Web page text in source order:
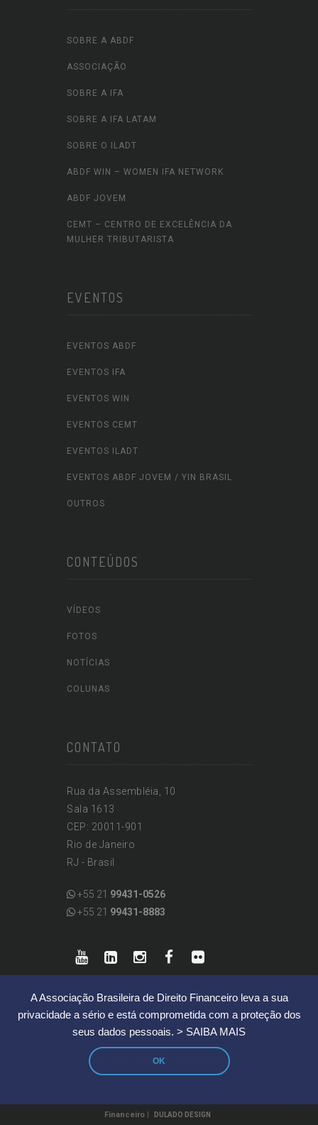
A Associação Brasileira de Direito Financeiro leva a sua
privacidade a sério e está comprometida com a proteção dos
seus dados pessoais. > SAIBA MAIS
OK
SOBRE A ABDF
ASSOCIAÇÃO
SOBRE A IFA
SOBRE A IFA LATAM
SOBRE O ILADT
ABDF WIN – WOMEN IFA NETWORK
ABDF JOVEM
CEMT – CENTRO DE EXCELÊNCIA DA
MULHER TRIBUTARISTA
EVENTOS
EVENTOS ABDF
EVENTOS IFA
EVENTOS WIN
EVENTOS CEMT
EVENTOS ILADT
EVENTOS ABDF JOVEM / YIN BRASIL
OUTROS
CONTEÚDOS
VÍDEOS
FOTOS
NOTÍCIAS
COLUNAS
CONTATO
Rua da Assembléia, 10
Sala 1613
CEP: 20011-901
Rio de Janeiro
RJ - Brasil
+55 21 99431-0526
+55 21 99431-8883
REGRAS DE PROTEÇÃO DE DADOS PESSOAIS
Financeiro | DULADO DESIGN